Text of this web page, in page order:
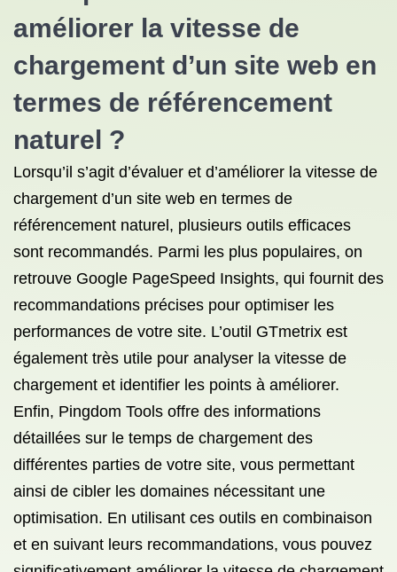
améliorer la vitesse de
chargement d’un site web en
termes de référencement
naturel ?
Lorsqu’il s’agit d’évaluer et d’améliorer la vitesse de
chargement d’un site web en termes de
référencement naturel, plusieurs outils efficaces
sont recommandés. Parmi les plus populaires, on
retrouve Google PageSpeed Insights, qui fournit des
recommandations précises pour optimiser les
performances de votre site. L’outil GTmetrix est
également très utile pour analyser la vitesse de
chargement et identifier les points à améliorer.
Enfin, Pingdom Tools offre des informations
détaillées sur le temps de chargement des
différentes parties de votre site, vous permettant
ainsi de cibler les domaines nécessitant une
optimisation. En utilisant ces outils en combinaison
et en suivant leurs recommandations, vous pouvez